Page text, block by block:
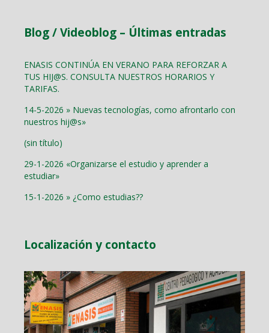
Blog / Videoblog – Últimas entradas
ENASIS CONTINÚA EN VERANO PARA REFORZAR A
TUS HIJ@S. CONSULTA NUESTROS HORARIOS Y
TARIFAS.
14-5-2026 » Nuevas tecnologías, como afrontarlo con
nuestros hij@s»
(sin título)
29-1-2026 «Organizarse el estudio y aprender a
estudiar»
15-1-2026 » ¿Como estudias??
Localización y contacto